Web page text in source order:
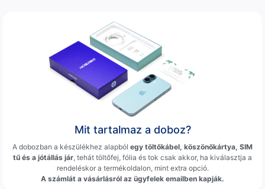
Mit tartalmaz a doboz?
A dobozban a készülékhez alapból egy töltőkábel, köszönőkártya, SIM
tű és a jótállás jár, tehát töltőfej, fólia és tok csak akkor, ha kiválasztja a
rendeléskor a termékoldalon, mint extra opció.
A számlát a vásárlásról az ügyfelek emailben kapják.